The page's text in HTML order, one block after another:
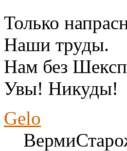
Только
Наши труды.
Нам без
Увы! Никуды!
Gelo